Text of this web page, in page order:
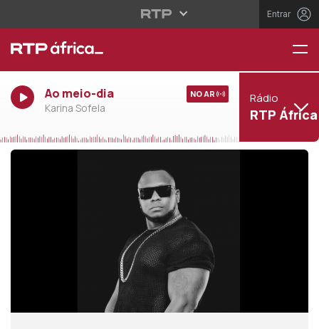
Entrar
Ao meio-dia
Karina Sofela
NO AR Rádio
RTP África